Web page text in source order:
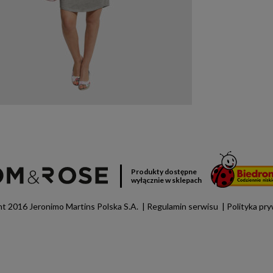
Produkty dostępne
wyłącznie w sklepach
2016 Jeronimo Martins Polska S.A. Regulamin serwisu Polityka